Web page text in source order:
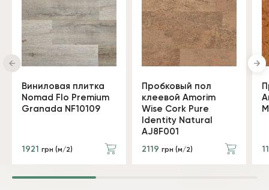
Виниловая плитка
Nomad Flo Premium
Granada NF10109
1921 грн (м/2)
Пробковый пол
клеевой Amorim
Wise Cork Pure
Identity Natural
AJ8F001
2119 грн (м/2)